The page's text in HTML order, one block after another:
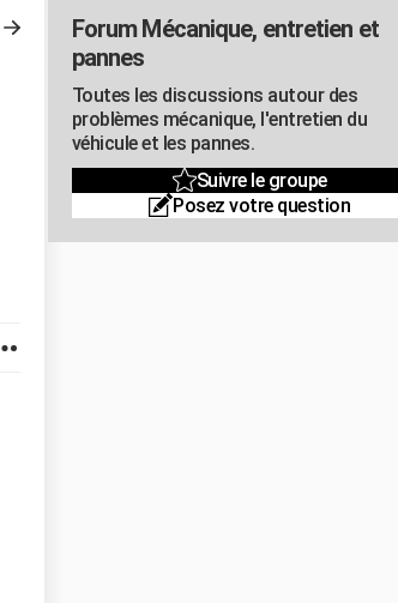
Forum Mécanique, entretien et
pannes
Toutes les discussions autour des
problèmes mécanique, l'entretien du
véhicule et les pannes.
Suivre le groupe
Posez votre question